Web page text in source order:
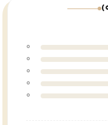
0
0
0
0
0